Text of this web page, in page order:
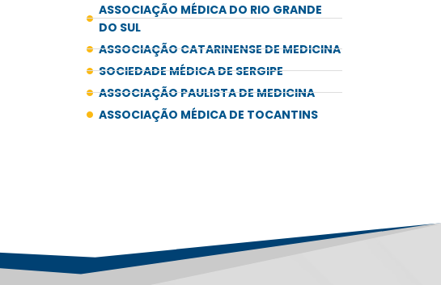
ASSOCIAÇÃO MÉDICA DO RIO GRANDE
DO SUL
ASSOCIAÇÃO CATARINENSE DE MEDICINA
SOCIEDADE MÉDICA DE SERGIPE
ASSOCIAÇÃO PAULISTA DE MEDICINA
ASSOCIAÇÃO MÉDICA DE TOCANTINS